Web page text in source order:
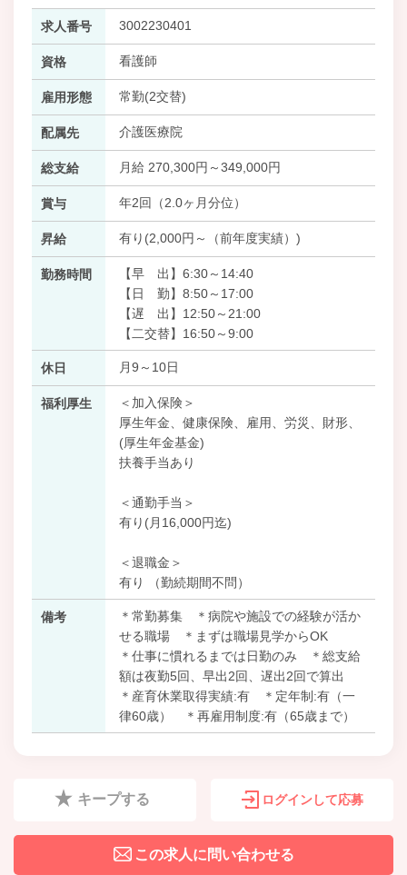
求人番号 3002230401
資格 看護師
雇用形態 常勤(2交替)
配属先 介護医療院
総支給 月給 270,300円～349,000円
賞与 年2回（2.0ヶ月分位）
昇給 有り(2,000円～（前年度実績）)
勤務時間
【早 出】6:30～14:40
【日 勤】8:50～17:00
【遅 出】12:50～21:00
【二交替】16:50～9:00
休日 月9～10日
福利厚生
＜加入保険＞
厚生年金、健康保険、雇用、労災、財形、
(厚生年金基金)
扶養手当あり
＜通勤手当＞
有り(月16,000円迄)
＜退職金＞
有り （勤続期間不問）
備考
＊常勤募集 ＊病院や施設での経験が活か
せる職場 ＊まずは職場見学からOK
＊仕事に慣れるまでは日勤のみ ＊総支給
額は夜勤5回、早出2回、遅出2回で算出
＊産育休業取得実績:有 ＊定年制:有（一
律60歳） ＊再雇用制度:有（65歳まで）
キープする ログインして応募
この求人に問い合わせる